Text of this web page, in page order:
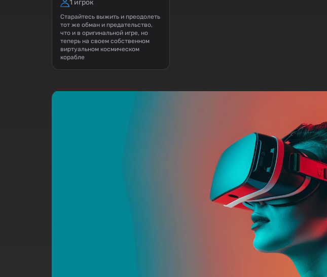
1 игрок
Старайтесь выжить и преодолеть
тот же обман и предательство,
что и в оригинальной игре, но
теперь на своем собственном
виртуальном космическом
корабле